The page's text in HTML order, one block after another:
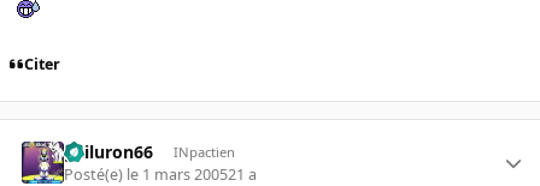
Citer
gailuron66 INpactien
Posté(e) le 1 mars 200521 a